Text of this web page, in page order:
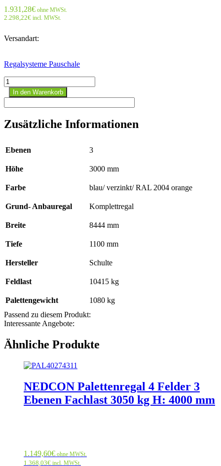
1.931,28€ ohne MWSt.
2.298,22€ incl. MWSt.
Versandart:
Regalsysteme Pauschale
SCHULTE
Palettenregal
3
Felder
Ebenen
kg
3000
Menge
In den Warenkorb
Zusätzliche Informationen
Ebenen 3
Höhe 3000 mm
Farbe blau/ verzinkt/ RAL 2004 orange
Grund- Anbauregal Komplettregal
Breite 8444 mm
Tiefe 1100 mm
Hersteller Schulte
Feldlast 10415 kg
Palettengewicht
1080 kg
Passend zu diesem Produkt:
Interessante Angebote:
Ähnliche Produkte
NEDCON Palettenregal 4 Felder 3
Ebenen Fachlast 3050 kg H: 4000 mm
1.149,60€ ohne MWSt.
1.368,03€ incl. MWSt.